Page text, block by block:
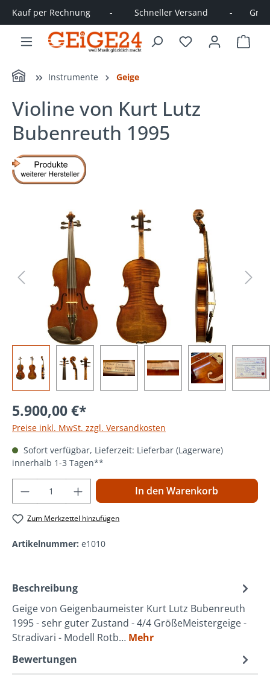
springen
Kauf per Rechnung        -         Schneller Versand         -
Home Instrumente Geige
Violine von Kurt Lutz
Bubenreuth 1995
Bildergalerie überspringen
5.900,00 €*
Preise inkl. MwSt. zzgl. Versandkosten
Sofort verfügbar, Lieferzeit: Lieferbar (Lagerware)
innerhalb 1-3 Tagen**
Produkt Anzahl: Gib den gewünschten
In den Warenkorb
Zum Merkzettel hinzufügen
Artikelnummer: e1010
Beschreibung
Geige von Geigenbaumeister Kurt Lutz Bubenreuth
1995 - sehr guter Zustand - 4/4 GrößeMeistergeige -
Stradivari - Modell Rotb… Mehr
Bewertungen